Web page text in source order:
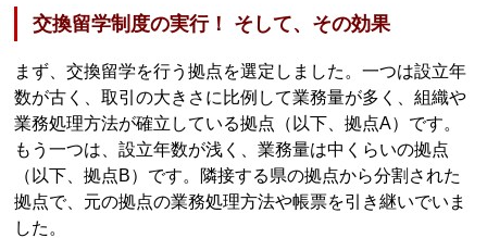
交換留学制度の実行！ そして、その効果
まず、交換留学を行う拠点を選定しました。一つは設立年
数が古く、取引の大きさに比例して業務量が多く、組織や
業務処理方法が確立している拠点（以下、拠点A）です。
もう一つは、設立年数が浅く、業務量は中くらいの拠点
（以下、拠点B）です。隣接する県の拠点から分割された
拠点で、元の拠点の業務処理方法や帳票を引き継いでいま
した。